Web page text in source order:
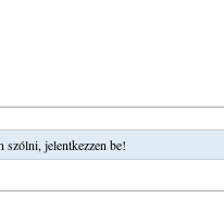
szólni, jelentkezzen be!